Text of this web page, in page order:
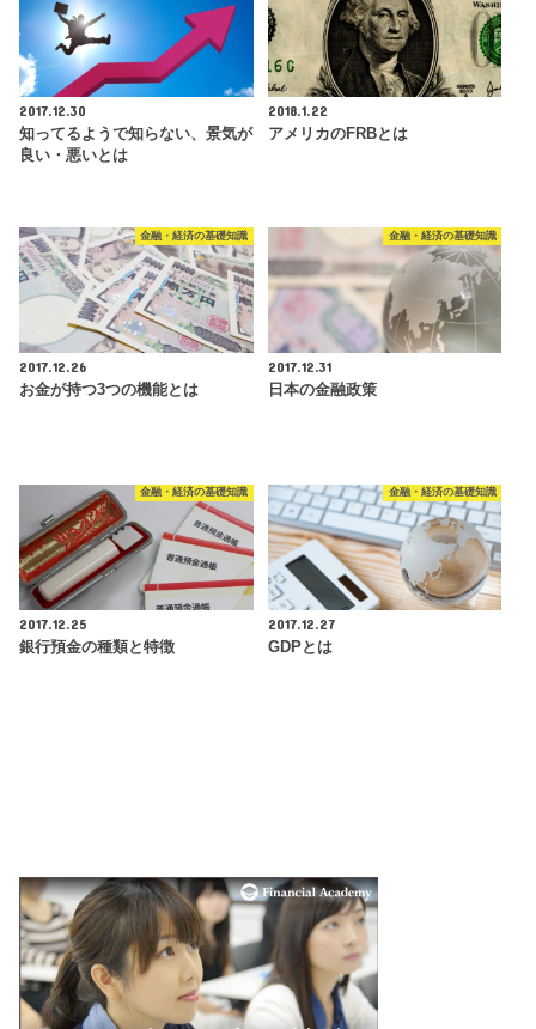
2017.12.30
知ってるようで知らない、景気が
良い・悪いとは
2018.1.22
アメリカのFRBとは
金融・経済の基礎知識
2017.12.26
お金が持つ3つの機能とは
金融・経済の基礎知識
2017.12.31
日本の金融政策
金融・経済の基礎知識
2017.12.25
銀行預金の種類と特徴
金融・経済の基礎知識
2017.12.27
GDPとは